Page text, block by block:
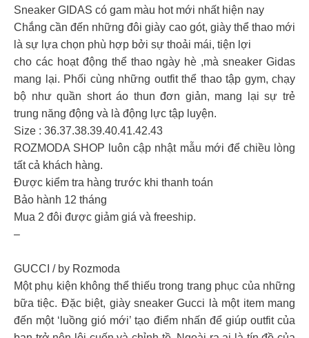
Sneaker GIDAS có gam màu hot mới nhất hiện nay
Chắng cần đến những đôi giày cao gót, giày thể thao mới
là sự lựa chọn phù hợp bởi sự thoải mái, tiện lợi
cho các hoạt động thể thao ngày hè ,mà sneaker Gidas
mang lại. Phối cùng những outfit thể thao tập gym, chạy
bộ như quần short áo thun đơn giản, mang lại sự trẻ
trung năng động và là động lực tập luyện.
Size : 36.37.38.39.40.41.42.43
ROZMODA SHOP luôn cập nhật mẫu mới để chiều lòng
tất cả khách hàng.
Được kiểm tra hàng trước khi thanh toán
Bảo hành 12 tháng
Mua 2 đôi được giảm giá và freeship.
–
GUCCI / by Rozmoda
Một phụ kiện không thể thiếu trong trang phục của những
bữa tiệc. Đặc biệt, giày sneaker Gucci là một item mang
đến một ‘luồng gió mới’ tạo điểm nhấn để giúp outfit của